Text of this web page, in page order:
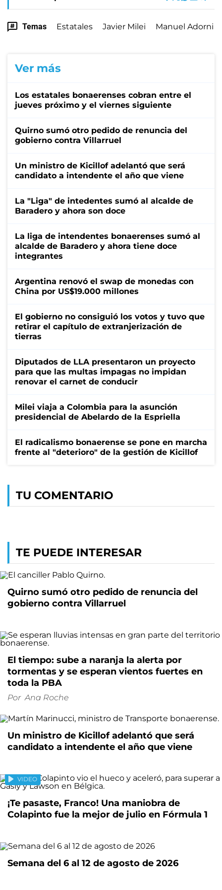
Temas Estatales Javier Milei Manuel Adorni
Ver más
Los estatales bonaerenses cobran entre el
jueves próximo y el viernes siguiente
Quirno sumó otro pedido de renuncia del
gobierno contra Villarruel
Un ministro de Kicillof adelantó que será
candidato a intendente el año que viene
La "Liga" de intedentes sumó al alcalde de
Baradero y ahora son doce
La liga de intendentes bonaerenses sumó al
alcalde de Baradero y ahora tiene doce
integrantes
Argentina renovó el swap de monedas con
China por US$19.000 millones
El gobierno no consiguió los votos y tuvo que
retirar el capítulo de extranjerización de
tierras
Diputados de LLA presentaron un proyecto
para que las multas impagas no impidan
renovar el carnet de conducir
Milei viaja a Colombia para la asunción
presidencial de Abelardo de la Espriella
El radicalismo bonaerense se pone en marcha
frente al "deterioro" de la gestión de Kicillof
TU COMENTARIO
TE PUEDE INTERESAR
Quirno sumó otro pedido de renuncia del
gobierno contra Villarruel
El tiempo: sube a naranja la alerta por
tormentas y se esperan vientos fuertes en
toda la PBA
Por Ana Roche
Un ministro de Kicillof adelantó que será
candidato a intendente el año que viene
VIDEO
¡Te pasaste, Franco! Una maniobra de
Colapinto fue la mejor de julio en Fórmula 1
Semana del 6 al 12 de agosto de 2026